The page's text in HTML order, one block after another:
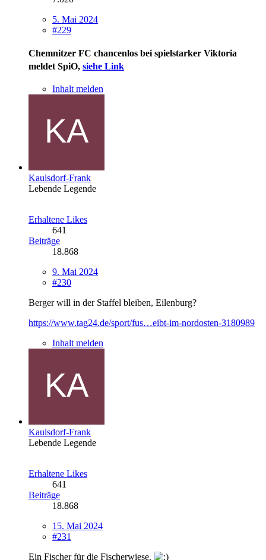
5. Mai 2024
#229
Chemnitzer FC chancenlos bei spielstarker Viktoria
meldet SpiO, siehe Link
Inhalt melden
Kaulsdorf-Frank
Lebende Legende
Erhaltene Likes
641
Beiträge
18.868
9. Mai 2024
#230
Berger will in der Staffel bleiben, Eilenburg?
https://www.tag24.de/sport/fus…eibt-im-nordosten-3180989
Inhalt melden
Kaulsdorf-Frank
Lebende Legende
Erhaltene Likes
641
Beiträge
18.868
15. Mai 2024
#231
Ein Fischer für die Fischerwiese.